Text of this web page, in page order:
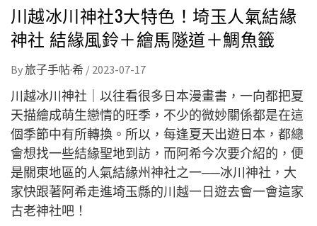
川越冰川神社3大特色！埼玉人氣結緣
神社 結緣風鈴＋繪馬隧道＋鯛魚籤
By旅子手帖·希 / 2023-07-17
川越冰川神社｜以往看很多日本漫畫書，一向都把夏
天描繪成萌生戀情的旺季，不少的微妙關係都是在這
個季節中有所轉換。所以，每逢夏天出遊日本，都總
會想找一些結緣聖地到訪，而阿希今次要介紹的，便
是關東地區的人氣結緣州神社之一──冰川神社，大
家快跟著阿希走進埼玉縣的川越一日遊去會一會這家
古老神社吧！